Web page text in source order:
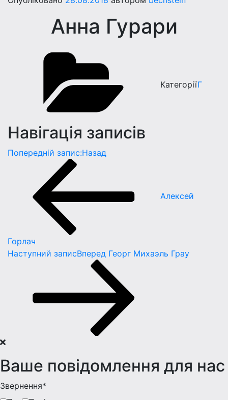
Анна Гурари
КатегоріїГ
Навігація записів
Попередній запис:Назад
Алексей
Горлач
Наступний записВперед Георг Михаэль Грау
Ваше повідомлення для нас
Звернення*